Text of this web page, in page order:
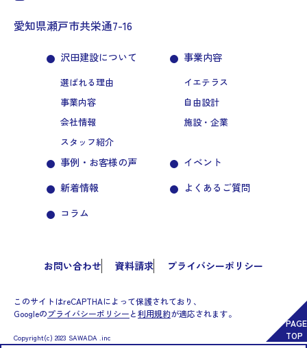
愛知県瀬戸市共栄通7-16
沢田建設について
選ばれる理由
事業内容
会社情報
スタッフ紹介
事業内容
イエテラス
自由設計
施設・企業
事例・お客様の声
新着情報
コラム
イベント
よくあるご質問
お問い合わせ 資料請求 プライバシーポリシー
このサイトはreCAPTHAによって保護されており、
Googleのプライバシーポリシーと利用規約が適応されます。
Copyright(c) 2023 SAWADA .inc
PAGE
TOP